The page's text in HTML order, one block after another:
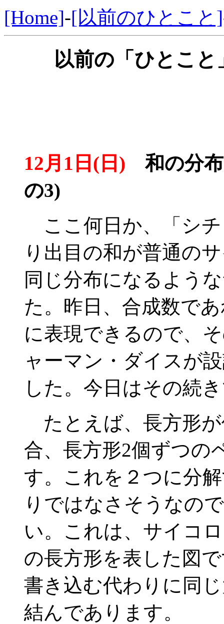
[Home]-[以前のひとこと]
以前の「ひとこ
12月1日(日) 和の分布
の3)
ここ何日か、「シ
り出目の和が普通の
同じ分布になるよう
た。昨日、合成数で
に表現できるので、
ャーマン・ダイスが
した。今日はその続
たとえば、長方形
合、長方形2個ずつの
す。これを２つに分
りではなさそうなの
い。これは、サイコ
の長方形を表した図
書き込む代わりに同
結んであります。